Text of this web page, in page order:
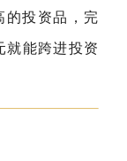
的投资品，完
就能跨进投资